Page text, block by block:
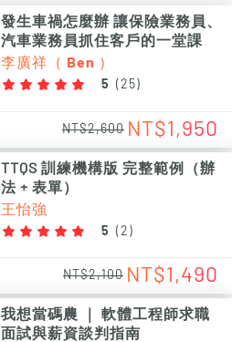
發生車禍怎麼辦 讓保險業務員、
汽車業務員抓住客戶的一堂課
李廣祥（ Ben ）
5 ( 25 )
NT$2,600 NT$1,950
TTQS 訓練機構版 完整範例（辦
法 + 表單）
王怡強
5 ( 2 )
NT$2,100 NT$1,490
我想當碼農 ｜ 軟體工程師求職
面試與薪資談判指南